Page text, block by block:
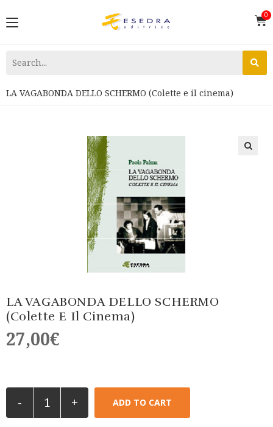
LA VAGABONDA DELLO SCHERMO (Colette e il cinema)
LA VAGABONDA DELLO SCHERMO
(Colette E Il Cinema)
27,00€
- + ADD TO CART